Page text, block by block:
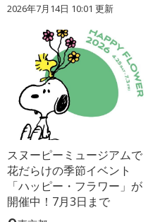
2026年7月14日 10:01 更新
スヌーピーミュージアムで
花だらけの季節イベント
「ハッピー・フラワー」が
開催中！7月3日まで